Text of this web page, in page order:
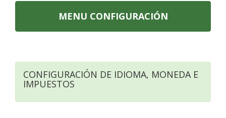
MENU CONFIGURACIÓN
CONFIGURACIÓN DE IDIOMA, MONEDA E
IMPUESTOS